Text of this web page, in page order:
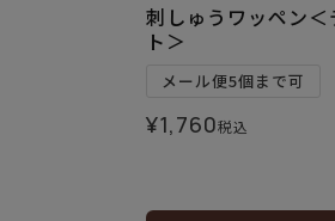
刺しゅうワッペン＜
ト＞
メール便5個まで可
¥1,760税込